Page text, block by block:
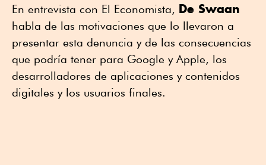
En entrevista con El Economista, De Swaan
habla de las motivaciones que lo llevaron a
presentar esta denuncia y de las consecuencias
que podría tener para Google y Apple, los
desarrolladores de aplicaciones y contenidos
digitales y los usuarios finales.